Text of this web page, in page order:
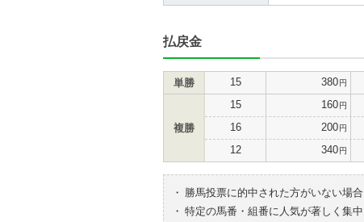
払戻金
単勝 15 380円
複勝
15 160円
16 200円
12 340円
・ 勝馬投票に的中された方がいない場
・ 特定の馬番・組番に人気が著しく集中